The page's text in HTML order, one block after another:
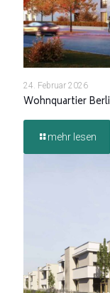
24. Februar 2026
Wohnquartier
mehr lesen